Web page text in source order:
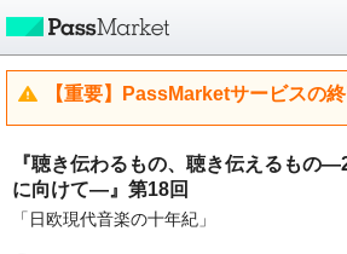
【重要】PassMarketサービスの
『聴き伝わるもの、聴き伝えるもの
に向けて―』第18回
「日欧現代音楽の十年紀」